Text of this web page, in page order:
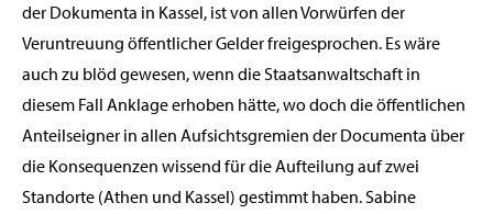
der Dokumenta in Kassel, ist von allen Vorwürfen der
Veruntreuung öffentlicher Gelder freigesprochen. Es wäre
auch zu blöd gewesen, wenn die Staatsanwaltschaft in
diesem Fall Anklage erhoben hätte, wo doch die öffentlichen
Anteilseigner in allen Aufsichtsgremien der Documenta über
die Konsequenzen wissend für die Aufteilung auf zwei
Standorte (Athen und Kassel) gestimmt haben. Sabine